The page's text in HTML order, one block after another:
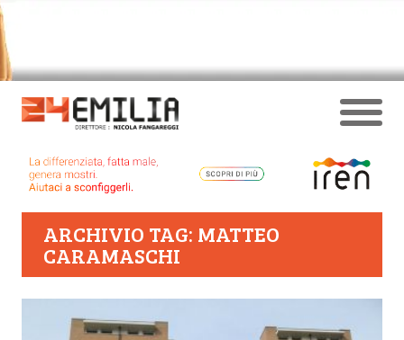
ARCHIVIO TAG: MATTEO
CARAMASCHI